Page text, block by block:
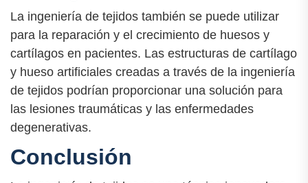
La ingeniería de tejidos también se puede utilizar
para la reparación y el crecimiento de huesos y
cartílagos en pacientes. Las estructuras de cartílago
y hueso artificiales creadas a través de la ingeniería
de tejidos podrían proporcionar una solución para
las lesiones traumáticas y las enfermedades
degenerativas.
Conclusión